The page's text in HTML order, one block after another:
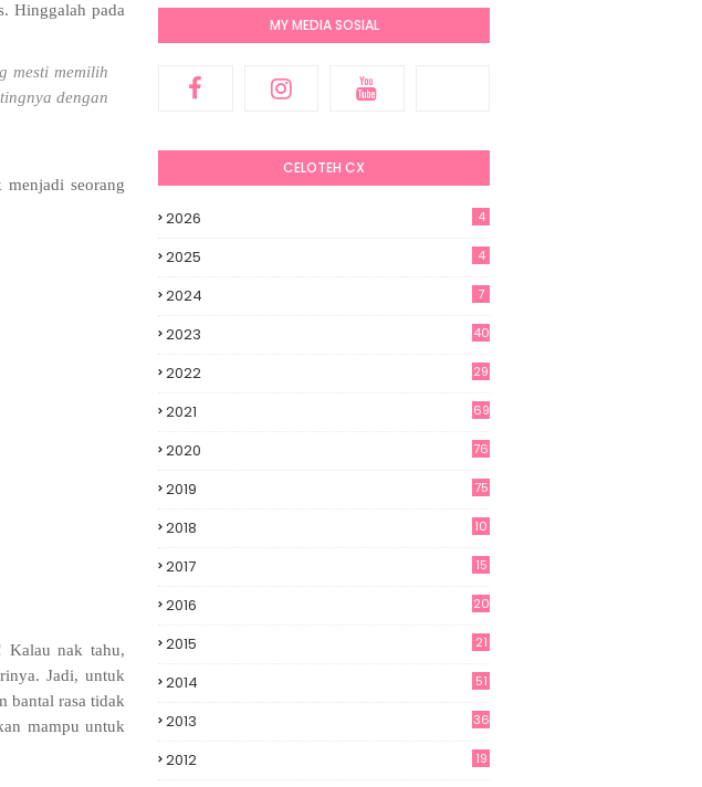
Hinggalah pada
mesti memilih
dengan
seorang
Kalau nak tahu,
Jadi, untuk
bantal rasa tidak
mampu untuk
MY MEDIA SOSIAL
CELOTEH CX
2026 4
2025 4
2024 7
2023 40
2022 29
2021 69
2020 76
2019 75
2018 10
2017 15
2016 20
2015 21
2014 51
2013 36
2012
19